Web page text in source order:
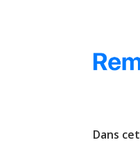
Dans